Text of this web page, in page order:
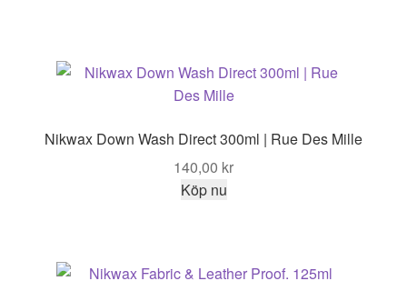
Nikwax Down Wash Direct 300ml | Rue Des Mille
140,00 kr
Köp nu